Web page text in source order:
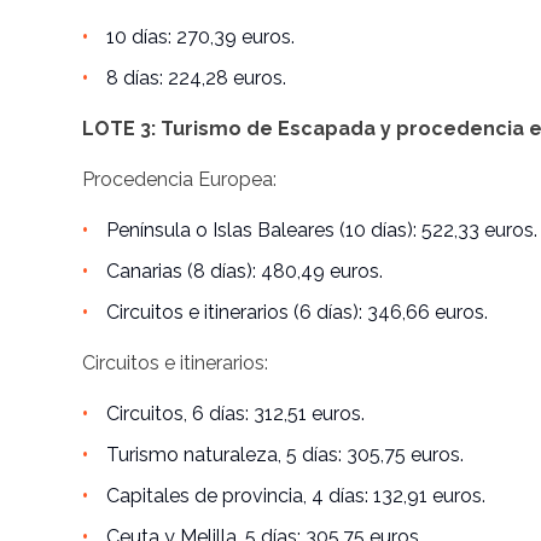
10 días: 270,39 euros.
8 días: 224,28 euros.
LOTE 3: Turismo de Escapada y procedencia
Procedencia Europea:
Península o Islas Baleares (10 días): 522,33 euros.
Canarias (8 días): 480,49 euros.
Circuitos e itinerarios (6 días): 346,66 euros.
Circuitos e itinerarios:
Circuitos, 6 días: 312,51 euros.
Turismo naturaleza, 5 días: 305,75 euros.
Capitales de provincia, 4 días: 132,91 euros.